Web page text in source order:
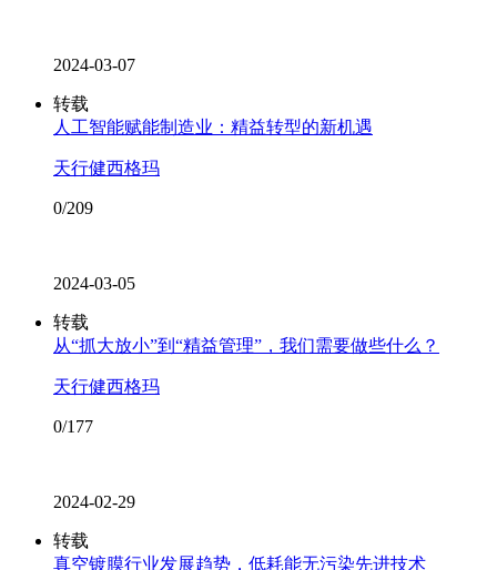
2024-03-07
转载
人工智能赋能制造业：精益转型的新机遇
天行健西格玛
0/209
2024-03-05
转载
从“抓大放小”到“精益管理”，我们需要做些什么？
天行健西格玛
0/177
2024-02-29
转载
真空镀膜行业发展趋势，低耗能无污染先进技术